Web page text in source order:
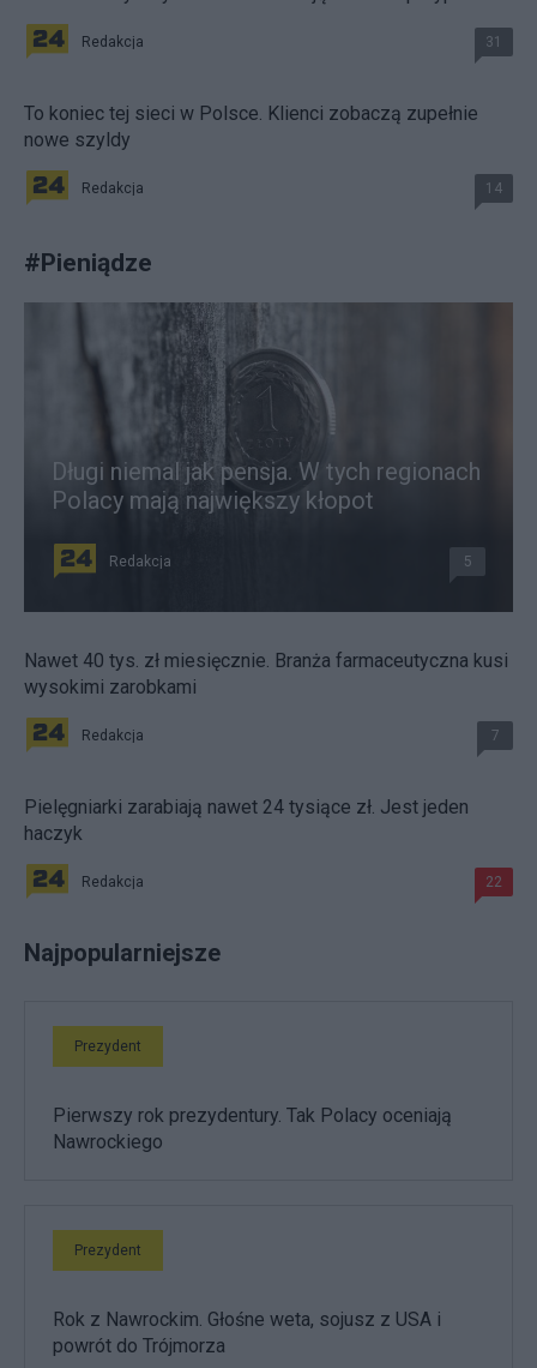
Redakcja 31
To koniec tej sieci w Polsce. Klienci zobaczą zupełnie
nowe szyldy
Redakcja 14
#Pieniądze
Długi niemal jak pensja. W tych regionach
Polacy mają największy kłopot
Redakcja 5
Nawet 40 tys. zł miesięcznie. Branża farmaceutyczna kusi
wysokimi zarobkami
Redakcja 7
Pielęgniarki zarabiają nawet 24 tysiące zł. Jest jeden
haczyk
Redakcja 22
Najpopularniejsze
Prezydent
Pierwszy rok prezydentury. Tak Polacy oceniają
Nawrockiego
Prezydent
Rok z Nawrockim. Głośne weta, sojusz z USA i
powrót do Trójmorza